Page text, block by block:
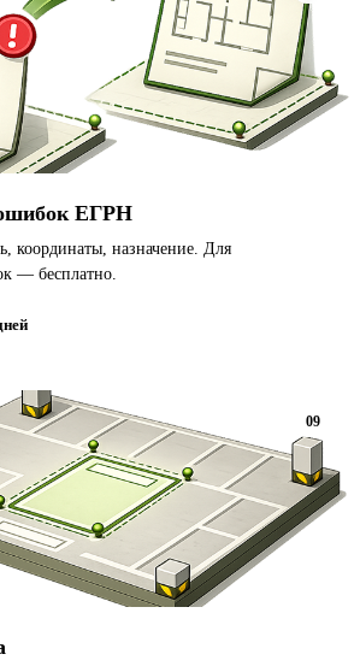
ЕГРН
координаты, назначение. Для
— бесплатно.
09